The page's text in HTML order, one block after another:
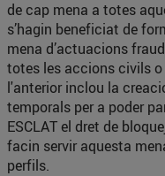
de cap mena a totes
s’hagin beneficiat de
mena d’actuacions
totes les accions civils o
l'anterior inclou la
temporals per a poder
ESCLAT el dret de
facin servir aquesta
perfils.